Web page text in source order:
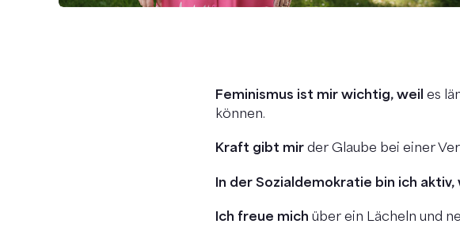
Feminismus ist mir wichtig, weil es
können.
Kraft gibt mir der Glaube bei einer
In der Sozialdemokratie bin ich aktiv,
Ich freue mich über ein Lächeln und